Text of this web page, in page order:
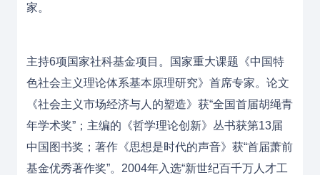
家。
主持6项国家社科基金项目。国家重大课题《中国特
色社会主义理论体系基本原理研究》首席专家。论文
《社会主义市场经济与人的塑造》获“全国首届胡绳青
年学术奖”；主编的《哲学理论创新》丛书获第13届
中国图书奖；著作《思想是时代的声音》获“首届萧前
基金优秀著作奖”。2004年入选“新世纪百千万人才工